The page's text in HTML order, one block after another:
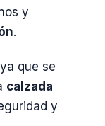
y
.
que se
calzada
y